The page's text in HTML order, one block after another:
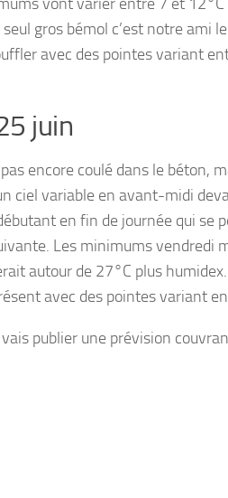
gros bémol c’est notre ami
avec des pointes variant
juin
encore coulé dans le béton,
ciel variable en avant-midi
en fin de journée qui se
Les minimums vendredi
autour de 27°C plus
avec des pointes variant
publier une prévision